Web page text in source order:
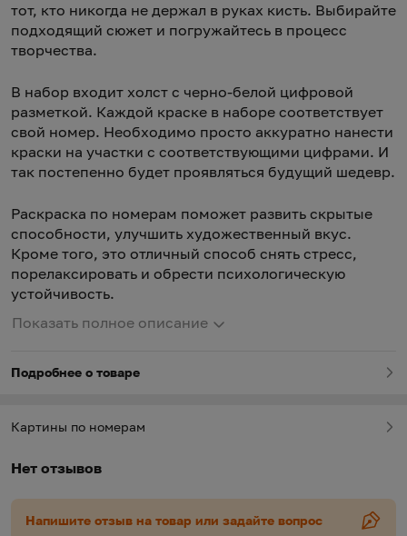
тот, кто никогда не держал в руках кисть. Выбирайте
подходящий сюжет и погружайтесь в процесс
творчества.
В набор входит холст с черно-белой цифровой
разметкой. Каждой краске в наборе соответствует
свой номер. Необходимо просто аккуратно нанести
краски на участки с соответствующими цифрами. И
так постепенно будет проявляться будущий шедевр.
Раскраска по номерам поможет развить скрытые
способности, улучшить художественный вкус.
Кроме того, это отличный способ снять стресс,
порелаксировать и обрести психологическую
устойчивость.
Показать полное описание
Подробнее о товаре
Картины по номерам
Нет отзывов
Напишите отзыв на товар или задайте вопрос